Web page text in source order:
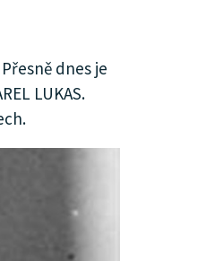
dnes je
LUKAS.